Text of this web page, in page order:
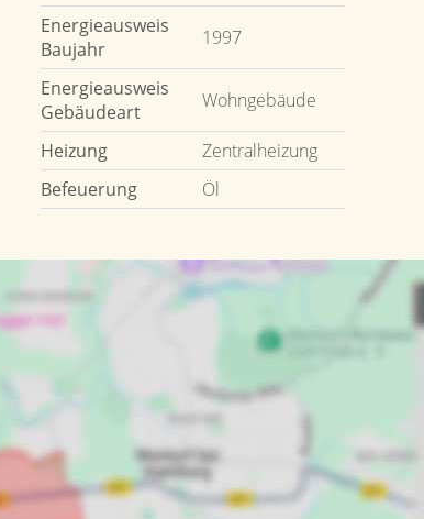
Energieausweis
Baujahr
1997
Energieausweis
Gebäudeart
Wohngebäude
Heizung
Zentralheizung
Befeuerung
Öl